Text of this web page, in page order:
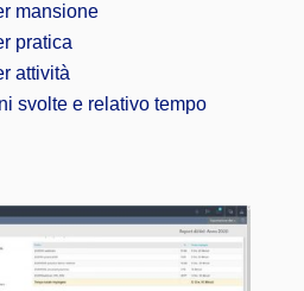
mansione
pratica
attività
svolte e relativo tempo